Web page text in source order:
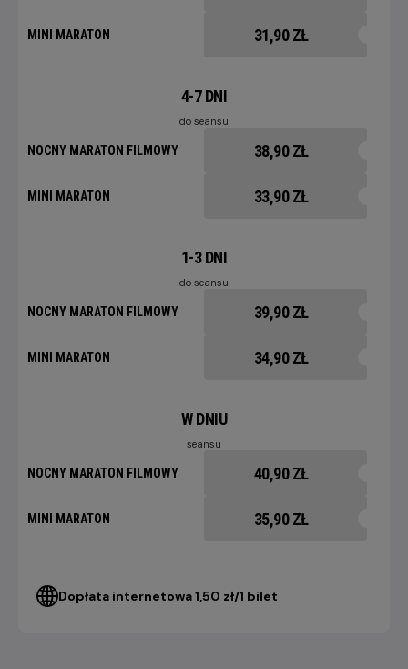
MINI MARATON 31,90 ZŁ
4-7 DNI
do seansu
NOCNY MARATON FILMOWY
MINI MARATON
38,90 ZŁ
33,90 ZŁ
1-3 DNI
do seansu
NOCNY MARATON FILMOWY
MINI MARATON
39,90 ZŁ
34,90 ZŁ
W DNIU
seansu
NOCNY MARATON FILMOWY
MINI MARATON
40,90 ZŁ
35,90 ZŁ
Dopłata internetowa 1,50 zł/1 bilet